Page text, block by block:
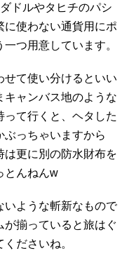
ドルやタヒチのパシ
に使わない通貨用にポ
つ用意しています。
て使い分けるといい
ャンバス地のような
て行くと、ヘタした
ぶっちゃいますから
は更に別の防水財布を
とんねんw
いような斬新なもので
が揃っていると旅はぐ
ださいね。